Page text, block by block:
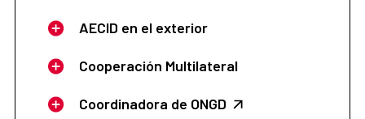
AECID en el exterior
Cooperación Multilateral
Coordinadora de ONGD